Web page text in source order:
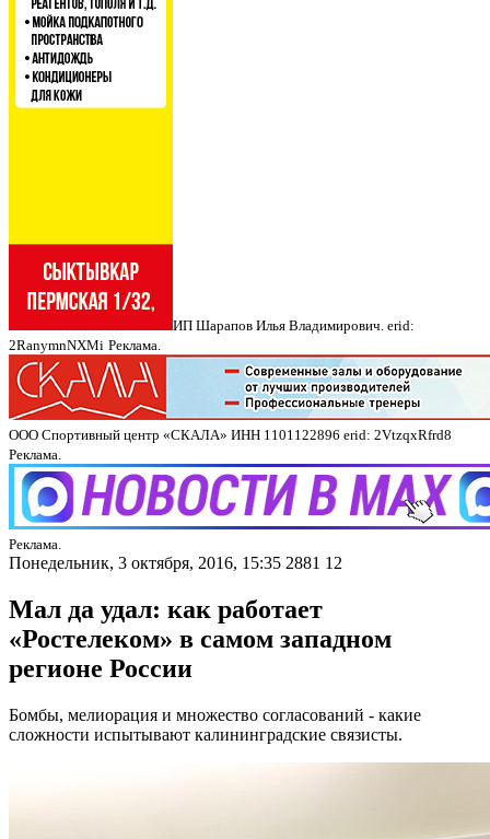
ИП Шарапов Илья Владимирович. erid:
2RanymnNXMi Реклама.
ООО Спортивный центр «СКАЛА» ИНН 1101122896 erid: 2VtzqxRfrd8
Реклама.
Реклама.
Понедельник, 3 октября, 2016, 15:35 2881 12
Мал да удал: как работает
«Ростелеком» в самом западном
регионе России
Бомбы, мелиорация и множество согласований - какие
сложности испытывают калининградские связисты.